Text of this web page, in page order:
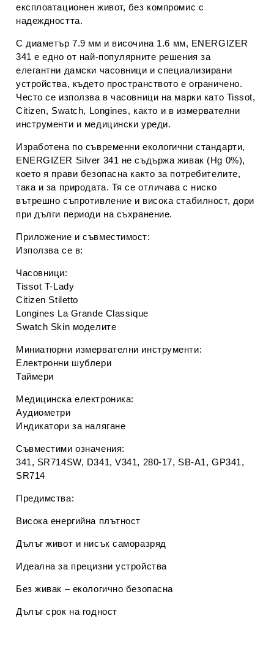
експлоатационен живот, без компромис с
надеждността.
С диаметър7.9 мм и височина 1.6 мм, ENERGIZER
341 е едно от най-популярните решения за
елегантни дамски часовници и специализирани
устройства, където пространството е ограничено.
Често се използва в часовници на марки като Tissot,
Citizen, Swatch, Longines, както и в измервателни
инструменти и медицински уреди.
Изработена по съвременни екологични стандарти,
ENERGIZER Silver 341 не съдържа живак (Hg 0%),
което я прави безопасна както за потребителите,
така и за природата. Тя се отличава с ниско
вътрешно съпротивление и висока стабилност, дори
при дълги периоди на съхранение.
Приложение и съвместимост:
Използва се в:
Часовници:
Tissot T-Lady
Citizen Stiletto
Longines La Grande Classique
Swatch Skin моделите
Миниатюрни измервателни инструменти:
Електронни шублери
Таймери
Медицинска електроника:
Аудиометри
Индикатори за налягане
Съвместими означения:
341, SR714SW, D341, V341, 280-17, SB-A1, GP341,
SR714
Предимства:
Висока енергийна плътност
Дълъг живот и нисък саморазряд
Идеална за прецизни устройства
Без живак – екологично безопасна
Дълъг срок на годност